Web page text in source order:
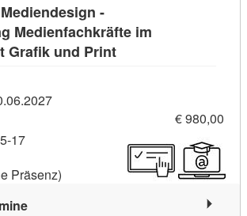
-
Medienfachkräfte im
Grafik und PrintKursdetail:
€ 980,00
17
Präsenz)